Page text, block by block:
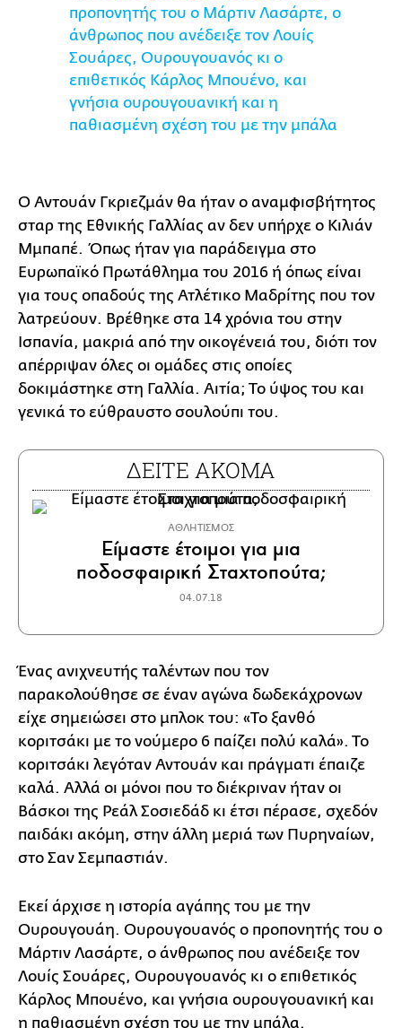
προπονητής του o Μάρτιν Λασάρτε, ο
άνθρωπος που ανέδειξε τον Λουίς
Σουάρες, Ουρουγουανός κι ο
επιθετικός Κάρλος Μπουένο, και
γνήσια ουρουγουανική και η
παθιασμένη σχέση του με την μπάλα
Ο Αντουάν Γκριεζμάν θα ήταν ο αναμφισβήτητος
σταρ της Εθνικής Γαλλίας αν δεν υπήρχε ο Κιλιάν
Μμπαπέ. Όπως ήταν για παράδειγμα στο
Ευρωπαϊκό Πρωτάθλημα του 2016 ή όπως είναι
για τους οπαδούς της Ατλέτικο Μαδρίτης που τον
λατρεύουν. Βρέθηκε στα 14 χρόνια του στην
Ισπανία, μακριά από την οικογένειά του, διότι τον
απέρριψαν όλες οι ομάδες στις οποίες
δοκιμάστηκε στη Γαλλία. Αιτία; Το ύψος του και
γενικά το εύθραυστο σουλούπι του.
ΔΕΙΤΕ ΑΚΟΜΑ
ΑΘΛΗΤΙΣΜΟΣ
Είμαστε έτοιμοι για μια
ποδοσφαιρική Σταχτοπούτα;
04.07.18
Ένας ανιχνευτής ταλέντων που τον
παρακολούθησε σε έναν αγώνα δωδεκάχρονων
είχε σημειώσει στο μπλοκ του: «Το ξανθό
κοριτσάκι με το νούμερο 6 παίζει πολύ καλά». Το
κοριτσάκι λεγόταν Αντουάν και πράγματι έπαιζε
καλά. Αλλά οι μόνοι που το διέκριναν ήταν οι
Βάσκοι της Ρεάλ Σοσιεδάδ κι έτσι πέρασε, σχεδόν
παιδάκι ακόμη, στην άλλη μεριά των Πυρηναίων,
στο Σαν Σεμπαστιάν.
Εκεί άρχισε η ιστορία αγάπης του με την
Ουρουγουάη. Ουρουγουανός ο προπονητής του o
Μάρτιν Λασάρτε, ο άνθρωπος που ανέδειξε τον
Λουίς Σουάρες, Ουρουγουανός κι ο επιθετικός
Κάρλος Μπουένο, και γνήσια ουρουγουανική και
η παθιασμένη σχέση του με την μπάλα.